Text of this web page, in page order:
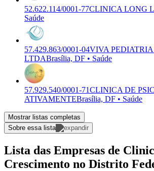
52.622.114/0001-77CLINICA LONG
Saúde
57.429.863/0001-04VIVA
LTDABrasília, DF • Saúde
57.929.540/0001-71CLINICA DE
ATIVAMENTEBrasília, DF • Saúde
Mostrar listas completas
Sobre essa lista
Lista das Empresas de
Crescimento no Distrito